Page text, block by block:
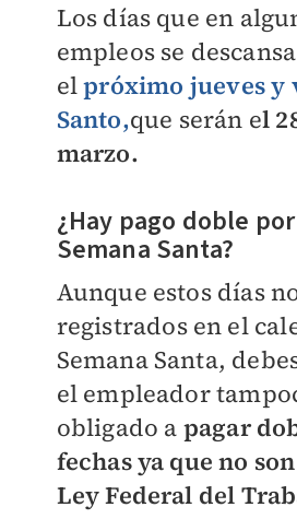
Los días que en
empleos se
elpróximo jueves y
Santo,que serán el
marzo.
¿Hay pago doble
Semana Santa?
Aunque estos días
registrados en el
Semana Santa,
el empleador
obligado a pagar
fechas ya que no
Ley Federal del